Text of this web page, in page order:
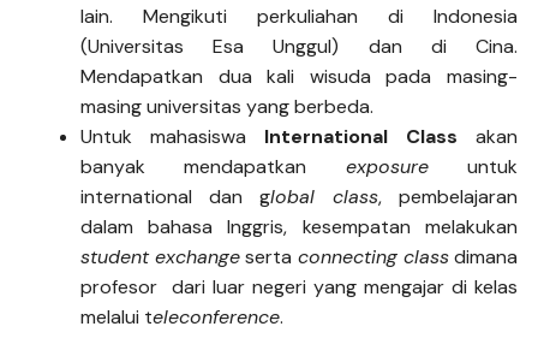
lain. Mengikuti perkuliahan di Indonesia
(Universitas Esa Unggul) dan di Cina.
Mendapatkan dua kali wisuda pada masing-
masing universitas yang berbeda.
Untuk mahasiswa International Class akan
banyak mendapatkan exposureuntuk
international dan global class, pembelajaran
dalam bahasa Inggris, kesempatan melakukan
student exchangeserta connecting classdimana
profesor dari luar negeri yang mengajar di kelas
melalui teleconference.